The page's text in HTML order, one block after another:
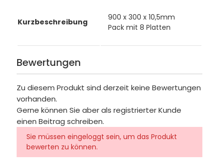
Kurzbeschreibung
900 x 300 x 10,5mm
Pack mit 8 Platten
Bewertungen
Zu diesem Produkt sind derzeit keine Bewertungen
vorhanden.
Gerne können Sie aber als registrierter Kunde
einen Beitrag schreiben.
Sie müssen eingeloggt sein, um das Produkt
bewerten zu können.